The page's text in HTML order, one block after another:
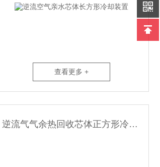
查看更多 +
逆流气气余热回收芯体正方形冷却器